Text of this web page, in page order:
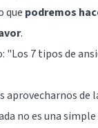
que podremos
.
"Los 7 tipos de
aprovecharnos de
no es una